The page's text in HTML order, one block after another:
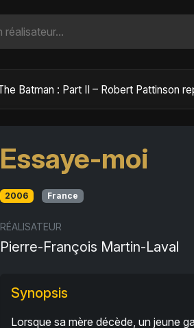
Essaye-moi
2006 France
RÉALISATEUR
Pierre-François Martin-Laval
Synopsis
Lorsque sa mère décède, un jeune